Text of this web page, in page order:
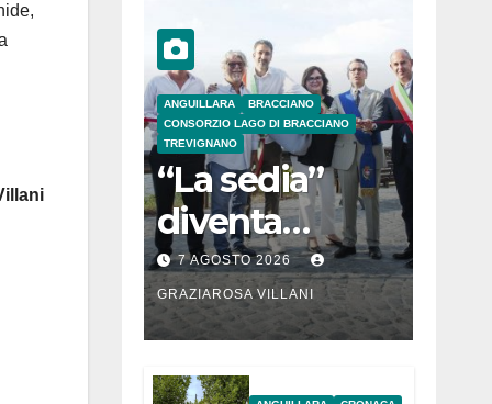
ANGUILLARA
BRACCIANO
CONSORZIO LAGO DI BRACCIANO
TREVIGNANO
“La sedia”
diventa
Belvedere sul
lago di
Bracciano: ieri
l’inaugurazion
7 AGOSTO 2026
GRAZIAROSA VILLANI